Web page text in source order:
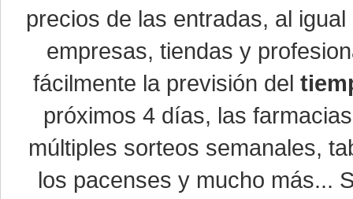
precios de las entradas, al
empresas, tiendas y
fácilmente la previsión del
próximos 4 días, las
múltiples sorteos semanales,
los pacenses y mucho más...